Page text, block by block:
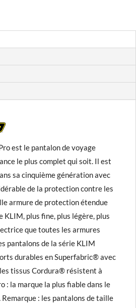
à
est le pantalon de voyage
le plus complet qui soit. Il est
sa cinquième génération avec
de la protection contre les
armure de protection étendue
KLIM, plus fine, plus légère, plus
que toutes les armures
pantalons de la série KLIM
durables en Superfabric® avec
tissus Cordura® résistent à
: la marque la plus fiable dans le
: les pantalons de taille